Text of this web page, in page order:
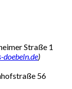
Straße 1
doebeln.de)
56